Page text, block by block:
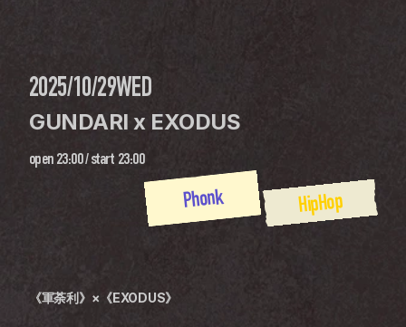
2025/10/29WED
GUNDARI x EXODUS
open 23:00 / start 23:00
HipHop
Phonk
《軍荼利》×《EXODUS》